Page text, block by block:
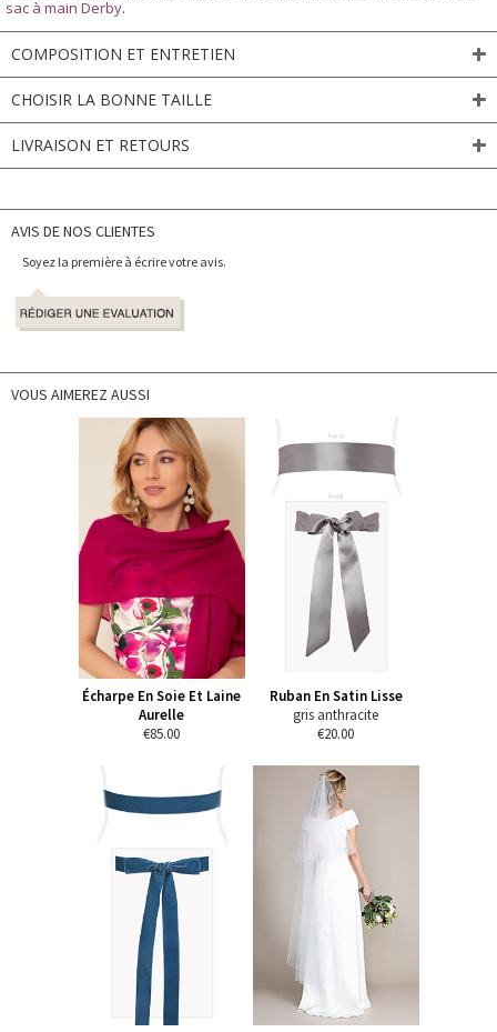
sac à main Derby.
COMPOSITION ET ENTRETIEN
CHOISIR LA BONNE TAILLE
LIVRAISON ET RETOURS
AVIS DE NOS CLIENTES
Soyez la première à écrire votre avis.
VOUS AIMEREZ AUSSI
Écharpe En Soie Et Laine
Aurelle
€85.00
Ruban En Satin Lisse
gris anthracite
€20.00